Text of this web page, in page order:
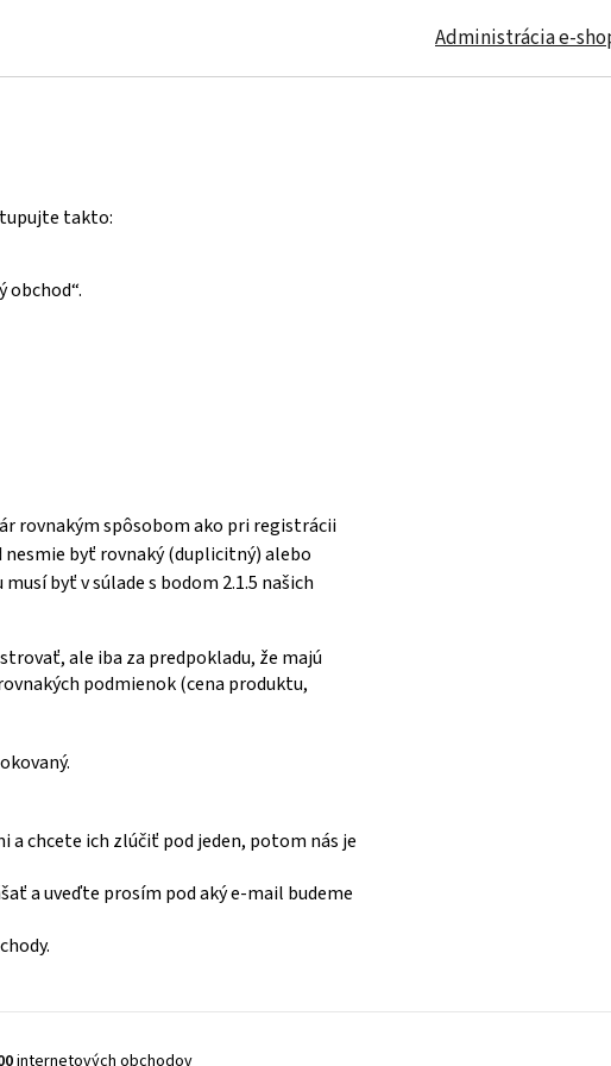
Administrácia e-
takto:
rovnakým spôsobom ako pri registrácii
nesmie byť rovnaký (duplicitný) alebo
byť v súlade s bodom 2.1.5 našich
ale iba za predpokladu, že majú
podmienok (cena produktu,
a chcete ich zlúčiť pod jeden, potom nás je
a uveďte prosím pod aký e-mail budeme
internetových obchodov